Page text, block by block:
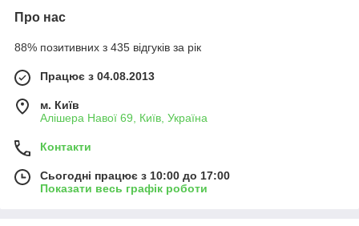
Про нас
88% позитивних з 435 відгуків за рік
Працює з 04.08.2013
м. Київ
Алішера Навої 69, Київ, Україна
Контакти
Сьогодні працює з 10:00 до 17:00
Показати весь графік роботи